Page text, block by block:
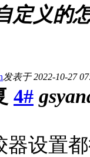
定义的
发表于 2022-10-27
4#
器设置